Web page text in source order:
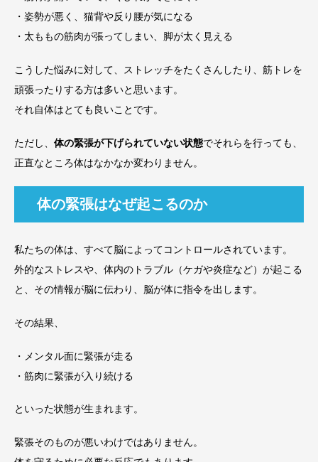
・姿勢が悪く、猫背や反り腰が気になる
・太ももの筋肉が張ってしまい、脚が太く見える
こうした悩みに対して、ストレッチをたくさんしたり、筋トレを
頑張ったりする方は多いと思います。
それ自体はとても良いことです。
ただし、 体の緊張が下げられていない状態でそれらを行っても、
正直なところ体はなかなか変わりません。
体の緊張はなぜ起こるのか
私たちの体は、すべて脳によってコントロールされています。
外的なストレスや、体内のトラブル（ケガや炎症など）が起こる
と、その情報が脳に伝わり、脳が体に指令を出します。
その結果、
・メンタル面に緊張が走る
・筋肉に緊張が入り続ける
といった状態が生まれます。
緊張そのものが悪いわけではありません。